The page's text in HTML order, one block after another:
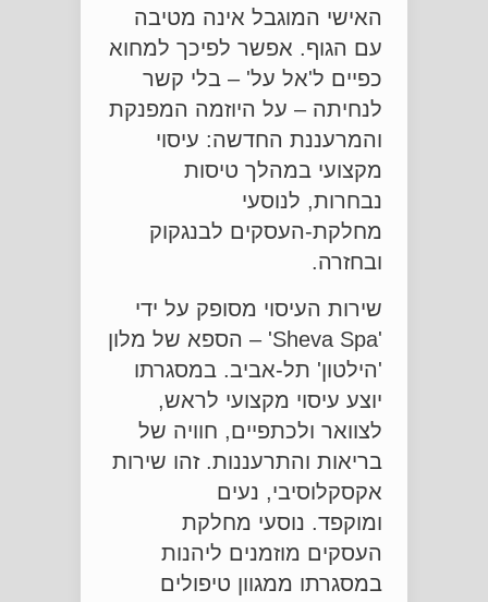
האישי המוגבל אינה מטיבה
עם הגוף. אפשר לפיכך למחוא
כפיים ל'אל על' – בלי קשר
לנחיתה – על היוזמה המפנקת
והמרעננת החדשה: עיסוי
מקצועי במהלך טיסות
נבחרות, לנוסעי
מחלקת-העסקים לבנגקוק
ובחזרה.
שירות העיסוי מסופק על ידי
'Sheva Spa' – הספא של מלון
'הילטון' תל-אביב. במסגרתו
יוצע עיסוי מקצועי לראש,
לצוואר ולכתפיים, חוויה של
בריאות והתרעננות. זהו שירות
אקסקלוסיבי, נעים
ומוקפד. נוסעי מחלקת
העסקים מוזמנים ליהנות
במסגרתו ממגוון טיפולים